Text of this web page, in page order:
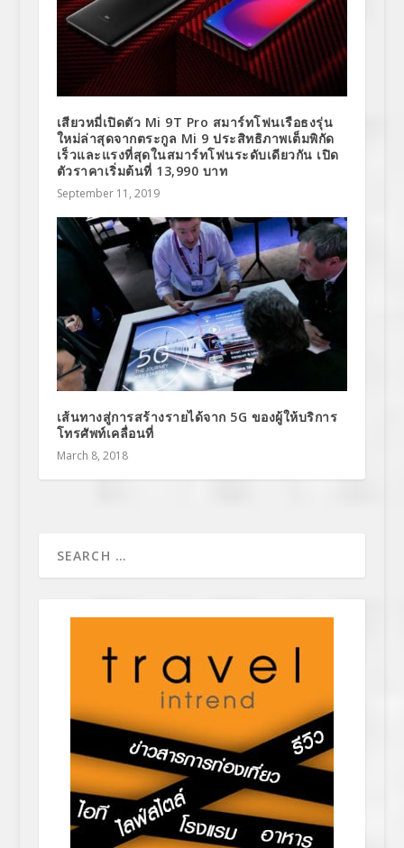
เสียวหมี่เปิดตัว Mi 9T Pro สมาร์ทโฟนเรือธงรุ่น
ใหม่ล่าสุดจากตระกูล Mi 9 ประสิทธิภาพเต็มพิกัด
เร็วและแรงที่สุดในสมาร์ทโฟนระดับเดียวกัน เปิด
ตัวราคาเริ่มต้นที่ 13,990 บาท
September 11, 2019
เส้นทางสู่การสร้างรายได้จาก 5G ของผู้ให้บริการ
โทรศัพท์เคลื่อนที่
March 8, 2018